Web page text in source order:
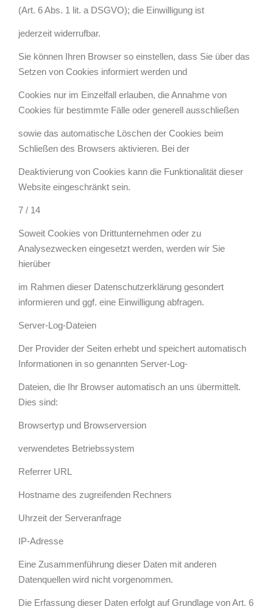
(Art. 6 Abs. 1 lit. a DSGVO); die Einwilligung ist
jederzeit widerrufbar.
Sie können Ihren Browser so einstellen, dass Sie über das
Setzen von Cookies informiert werden und
Cookies nur im Einzelfall erlauben, die Annahme von
Cookies für bestimmte Fälle oder generell ausschließen
sowie das automatische Löschen der Cookies beim
Schließen des Browsers aktivieren. Bei der
Deaktivierung von Cookies kann die Funktionalität dieser
Website eingeschränkt sein.
7 / 14
Soweit Cookies von Drittunternehmen oder zu
Analysezwecken eingesetzt werden, werden wir Sie
hierüber
im Rahmen dieser Datenschutzerklärung gesondert
informieren und ggf. eine Einwilligung abfragen.
Server-Log-Dateien
Der Provider der Seiten erhebt und speichert automatisch
Informationen in so genannten Server-Log-
Dateien, die Ihr Browser automatisch an uns übermittelt.
Dies sind:
Browsertyp und Browserversion
verwendetes Betriebssystem
Referrer URL
Hostname des zugreifenden Rechners
Uhrzeit der Serveranfrage
IP-Adresse
Eine Zusammenführung dieser Daten mit anderen
Datenquellen wird nicht vorgenommen.
Die Erfassung dieser Daten erfolgt auf Grundlage von Art. 6